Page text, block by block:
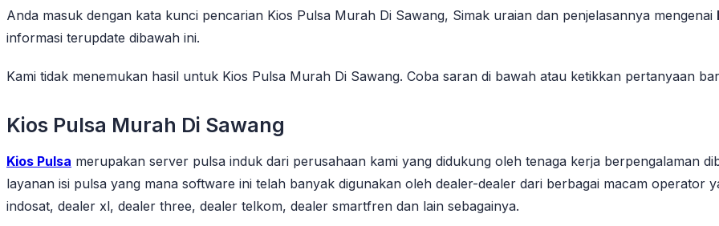
Anda masuk dengan kata kunci pencarian Kios Pulsa Murah Di Sawang, Simak uraian dan penjelasannya mengenai
informasi terupdate dibawah ini.
Kami tidak menemukan hasil untuk Kios Pulsa Murah Di Sawang. Coba saran di bawah atau ketikkan pertanyaan
Kios Pulsa Murah Di Sawang
Kios Pulsa merupakan server pulsa induk dari perusahaan kami yang didukung oleh tenaga kerja berpengalaman
layanan isi pulsa yang mana software ini telah banyak digunakan oleh dealer-dealer dari berbagai macam operator
indosat, dealer xl, dealer three, dealer telkom, dealer smartfren dan lain sebagainya.